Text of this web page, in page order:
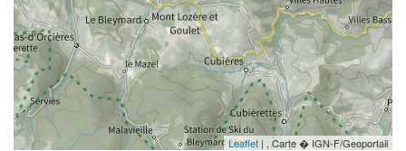
Leaflet | , Carte � IGN-F/Geoportail